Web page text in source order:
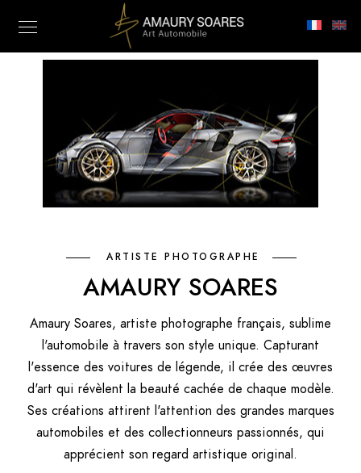
ARTISTE PHOTOGRAPHE
AMAURY SOARES
Amaury Soares, artiste photographe français, sublime
l'automobile à travers son style unique. Capturant
l'essence des voitures de légende, il crée des œuvres
d'art qui révèlent la beauté cachée de chaque modèle.
Ses créations attirent l'attention des grandes marques
automobiles et des collectionneurs passionnés, qui
apprécient son regard artistique original.